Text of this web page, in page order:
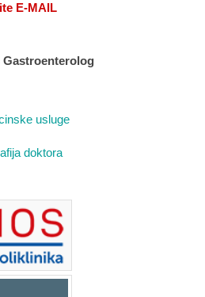
E-MAIL
Gastroenterolog
usluge
doktora